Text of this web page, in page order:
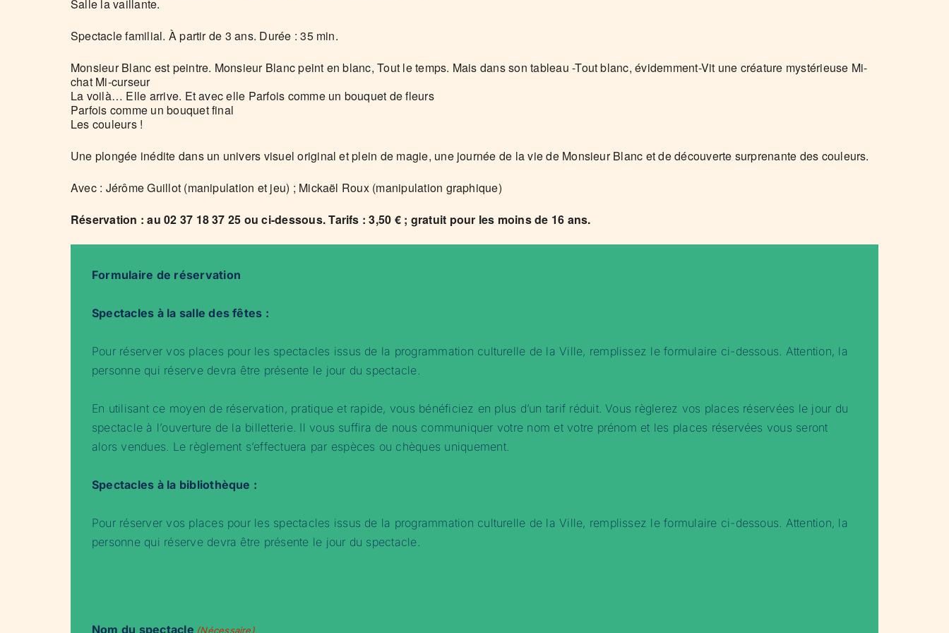
Salle la vaillante.
Spectacle familial. À partir de 3 ans. Durée : 35 min.
Monsieur Blanc est peintre. Monsieur Blanc peint en blanc, Tout le temps. Mais dans son tableau -Tout blanc, évidemment-Vit une créature mystérieuse Mi-
chat Mi-curseur
La voilà… Elle arrive. Et avec elle Parfois comme un bouquet de fleurs
Parfois comme un bouquet final
Les couleurs !
Une plongée inédite dans un univers visuel original et plein de magie, une journée de la vie de Monsieur Blanc et de découverte surprenante des couleurs.
Avec : Jérôme Guillot (manipulation et jeu) ; Mickaël Roux (manipulation graphique)
Réservation : au 02 37 18 37 25 ou ci-dessous. Tarifs : 3,50 € ; gratuit pour les moins de 16 ans.
Formulaire de réservation
Spectacles à la salle des fêtes :
Pour réserver vos places pour les spectacles issus de la programmation culturelle de la Ville, remplissez le formulaire ci-dessous. Attention, la
personne qui réserve devra être présente le jour du spectacle.
En utilisant ce moyen de réservation, pratique et rapide, vous bénéficiez en plus d’un tarif réduit. Vous règlerez vos places réservées le jour du
spectacle à l’ouverture de la billetterie. Il vous suffira de nous communiquer votre nom et votre prénom et les places réservées vous seront
alors vendues. Le règlement s’effectuera par espèces ou chèques uniquement.
Spectacles à la bibliothèque :
Pour réserver vos places pour les spectacles issus de la programmation culturelle de la Ville, remplissez le formulaire ci-dessous. Attention, la
personne qui réserve devra être présente le jour du spectacle.
Nom du spectacle (Nécessaire)